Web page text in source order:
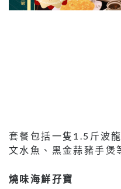
套餐包括一隻1.5斤波
文水魚、黑金蒜豬手煲
燒味海鮮孖寶